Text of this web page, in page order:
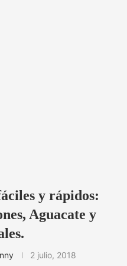
y rápidos:
Aguacate y
2 julio, 2018